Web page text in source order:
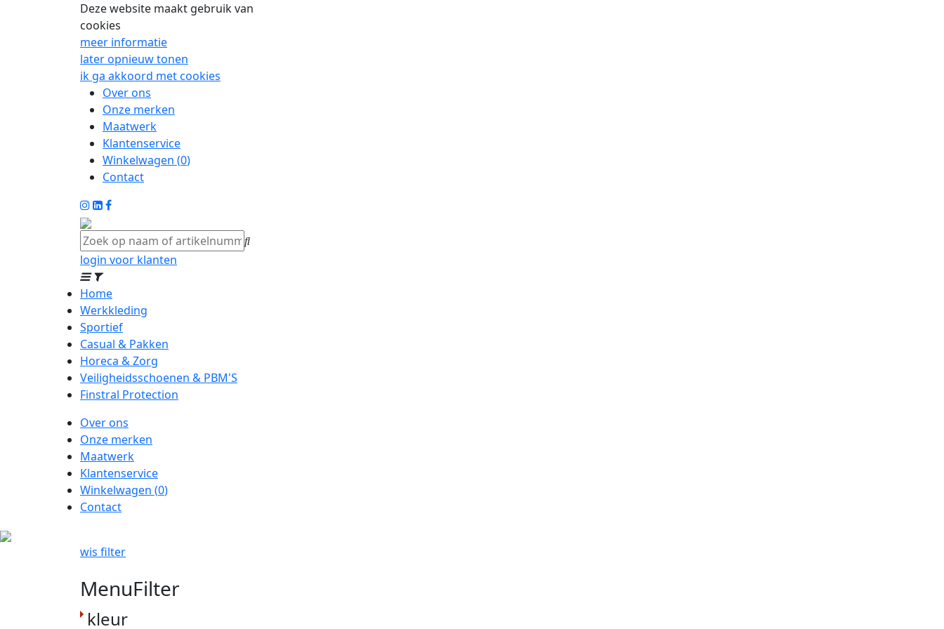
Deze website maakt gebruik van
cookies
meer informatie
later opnieuw tonen
ik ga akkoord met cookies
Over ons
Onze merken
Maatwerk
Klantenservice
Winkelwagen (0)
Contact
login voor klanten
Home
Werkkleding
Sportief
Casual & Pakken
Horeca & Zorg
Veiligheidsschoenen & PBM'S
Finstral Protection
Over ons
Onze merken
Maatwerk
Klantenservice
Winkelwagen (0)
Contact
wis filter
MenuFilter
kleur